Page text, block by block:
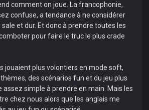
comment on joue. La francophonie,
confuse, a tendance à ne considérer
et dur. Et donc à prendre toutes les
pour faire le truc le plus crade
jouaient plus volontiers en mode soft,
des scénarios fun et du jeu plus
assez simple à prendre en main. Mais les
chez nous alors que les anglais me